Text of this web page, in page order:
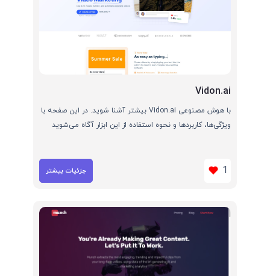
Vidon.ai
با هوش مصنوعی Vidon.ai بیشتر آشنا شوید. در این صفحه با
ویژگی‌ها، کاربردها و نحوه استفاده از این ابزار آگاه می‌شوید
1 جزئیات بیشتر